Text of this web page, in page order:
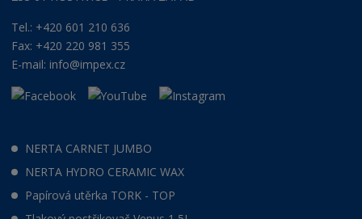
Tel.: +420 601 210 636
Fax: +420 220 981 355
E-mail: info@impex.cz
NERTA CARNET JUMBO
NERTA HYDRO CERAMIC WAX
Papírová utěrka TORK - TOP